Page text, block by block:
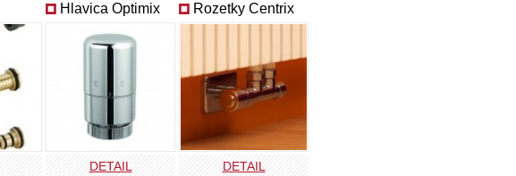
pripojenie ventilu
Hlavica Optimix
DETAIL
Rozetky Centrix
DETAIL